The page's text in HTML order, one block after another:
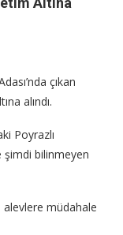
çıkan
alındı.
Poyrazlı
şimdi bilinmeyen
alevlere müdahale